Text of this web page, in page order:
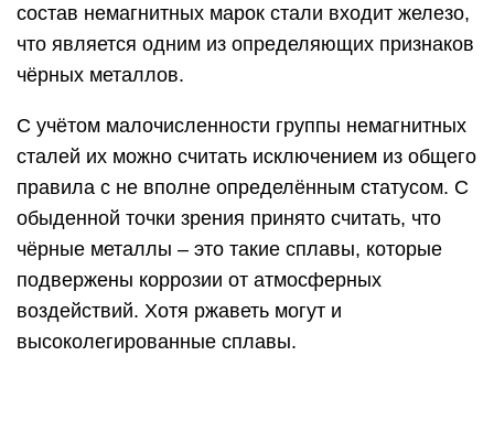
состав немагнитных марок стали входит железо,
что является одним из определяющих признаков
чёрных металлов.
С учётом малочисленности группы немагнитных
сталей их можно считать исключением из общего
правила с не вполне определённым статусом. С
обыденной точки зрения принято считать, что
чёрные металлы – это такие сплавы, которые
подвержены коррозии от атмосферных
воздействий. Хотя ржаветь могут и
высоколегированные сплавы.